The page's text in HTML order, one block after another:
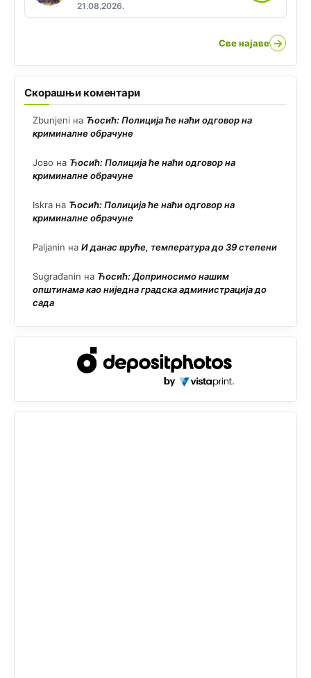
21.08.2026.
Све најаве →
Скорашњи коментари
Zbunjeni на Ћосић: Полиција ће наћи одговор на
криминалне обрачуне
Јово на Ћосић: Полиција ће наћи одговор на
криминалне обрачуне
Iskra на Ћосић: Полиција ће наћи одговор на
криминалне обрачуне
Paljanin на И данас вруће, температура до 39 степени
Sugrađanin на Ћосић: Доприносимо нашим
општинама као ниједна градска администрација до
сада